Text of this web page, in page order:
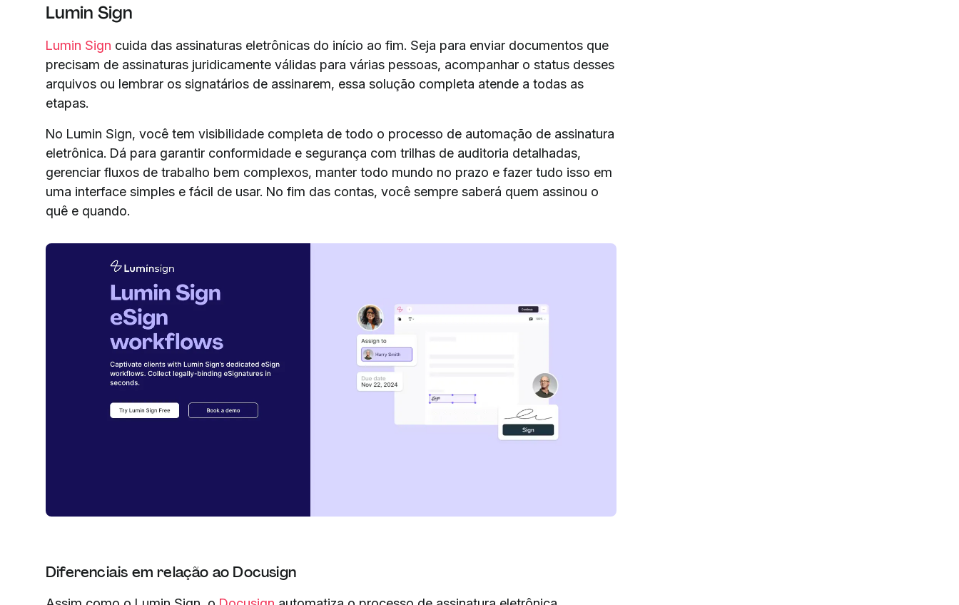
Lumin Sign
Lumin Sign cuida das assinaturas eletrônicas do início ao fim. Seja para enviar documentos que
precisam de assinaturas juridicamente válidas para várias pessoas, acompanhar o status desses
arquivos ou lembrar os signatários de assinarem, essa solução completa atende a todas as
etapas.
No Lumin Sign, você tem visibilidade completa de todo o processo de automação de assinatura
eletrônica. Dá para garantir conformidade e segurança com trilhas de auditoria detalhadas,
gerenciar fluxos de trabalho bem complexos, manter todo mundo no prazo e fazer tudo isso em
uma interface simples e fácil de usar. No fim das contas, você sempre saberá quem assinou o
quê e quando.
Diferenciais em relação ao Docusign